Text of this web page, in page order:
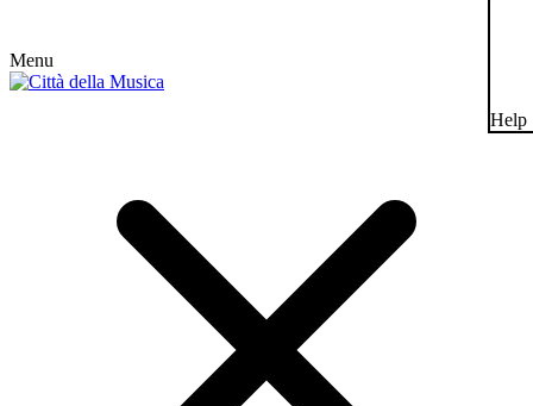
Menu
Help